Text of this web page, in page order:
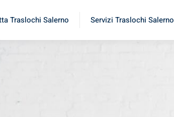
Traslochi Salerno Servizi Traslochi Salerno